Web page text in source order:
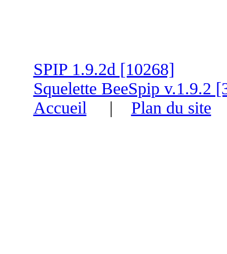
SPIP 1.9.2d [10268]
Squelette BeeSpip v.1.9.2
Accueil | Plan du site